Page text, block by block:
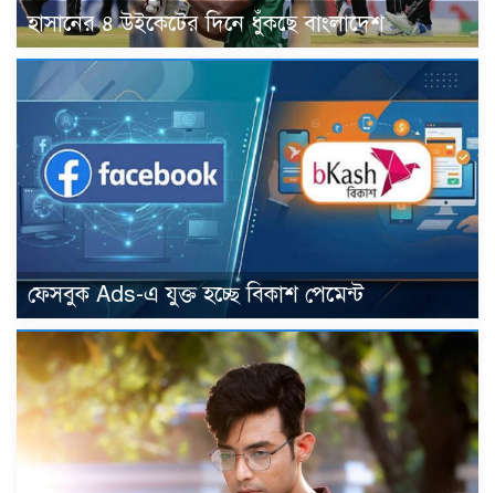
হাসানের ৪ উইকেটের দিনে ধুঁকছে বাংলাদেশ
ফেসবুক Ads-এ যুক্ত হচ্ছে বিকাশ পেমেন্ট